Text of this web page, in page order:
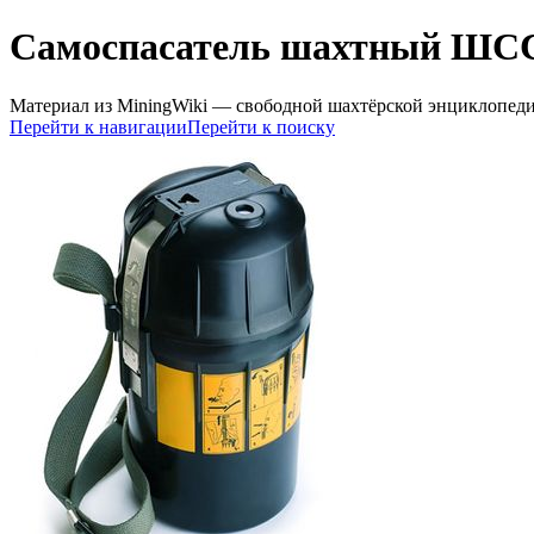
Самоспасатель шахтный
Материал из MiningWiki — свободной шахтёрской
Перейти к навигацииПерейти к поиску